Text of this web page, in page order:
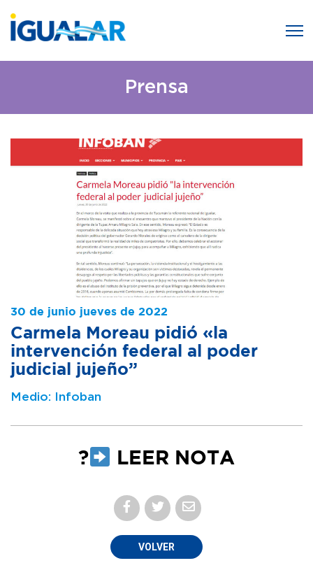
Prensa
30 de junio jueves de 2022
Carmela Moreau pidió «la
intervención federal al poder
judicial jujeño”
Medio: Infoban
? LEER NOTA
VOLVER